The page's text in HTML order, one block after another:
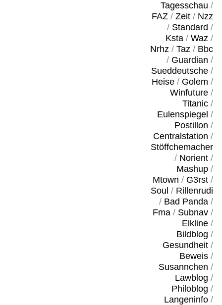
Tagesschau /
FAZ/ Zeit/ Nzz
/ Standard /
Ksta/ Waz/
Nrhz/ Taz/ Bbc
/ Guardian /
Sueddeutsche/
Heise/ Golem /
Winfuture/
Titanic/
Eulenspiegel /
Postillon /
Centralstation /
Stöffchemacher
/ Norient/
Mashup/
Mtown / G3rst/
Soul / Rillenrudi
/ Bad Panda/
Fma/ Subnav/
Elkline/
Bildblog /
Gesundheit/
Beweis/
Susannchen /
Lawblog /
Philoblog /
Langeninfo/